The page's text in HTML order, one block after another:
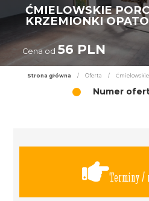
ĆMIELOWSKIE
KRZEMIONKI
Cena od 56 PLN
Strona główna / Oferta /
Numer
Terminy /